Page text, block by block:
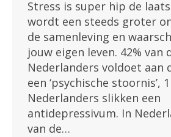
Stress is super hip de
wordt een steeds groter
de samenleving en
jouw eigen leven. 42% van
Nederlanders voldoet aan
een ‘psychische stoornis’,
Nederlanders slikken een
antidepressivum. In
van de…